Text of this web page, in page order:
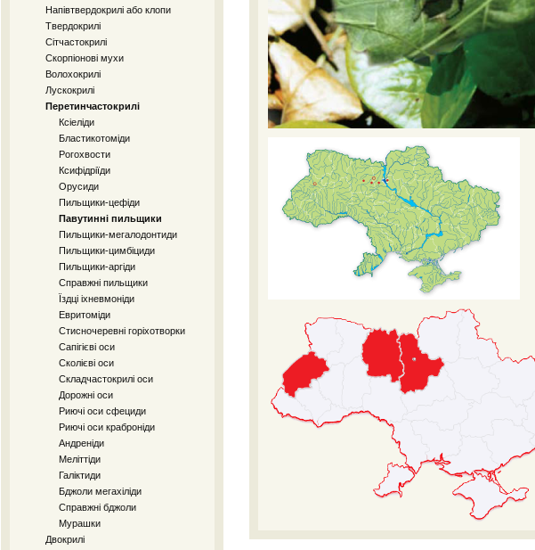
Напівтвердокрилі або клопи
Твердокрилі
Сітчастокрилі
Скорпіонові мухи
Волохокрилі
Лускокрилі
Перетинчастокрилі
Ксіеліди
Бластикотоміди
Рогохвости
Ксифідріїди
Орусиди
Пильщики-цефіди
Павутинні пильщики
Пильщики-мегалодонтиди
Пильщики-цимбіциди
Пильщики-аргіди
Справжні пильщики
Їздці іхневмоніди
Евритоміди
Стисночеревні горіхотворки
Сапігієві оси
Сколієві оси
Складчастокрилі оси
Дорожні оси
Риючі оси сфециди
Риючі оси краброніди
Андреніди
Меліттіди
Галіктиди
Бджоли мегахіліди
Справжні бджоли
Мурашки
Двокрилі